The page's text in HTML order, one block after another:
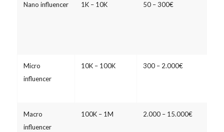
Nano influencer 1K – 10K 50 – 300€
Micro
influencer
10K – 100K 300 – 2.000€
Macro
influencer
100K – 1M 2.000 – 15.000€